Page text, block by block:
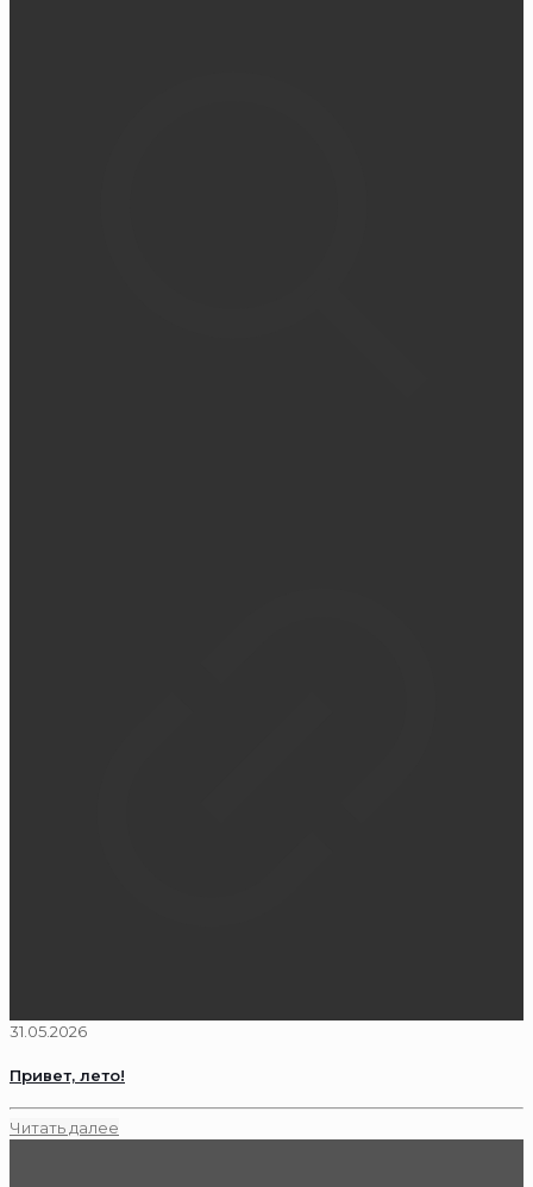
31.05.2026
Привет, лето!
Читать далее